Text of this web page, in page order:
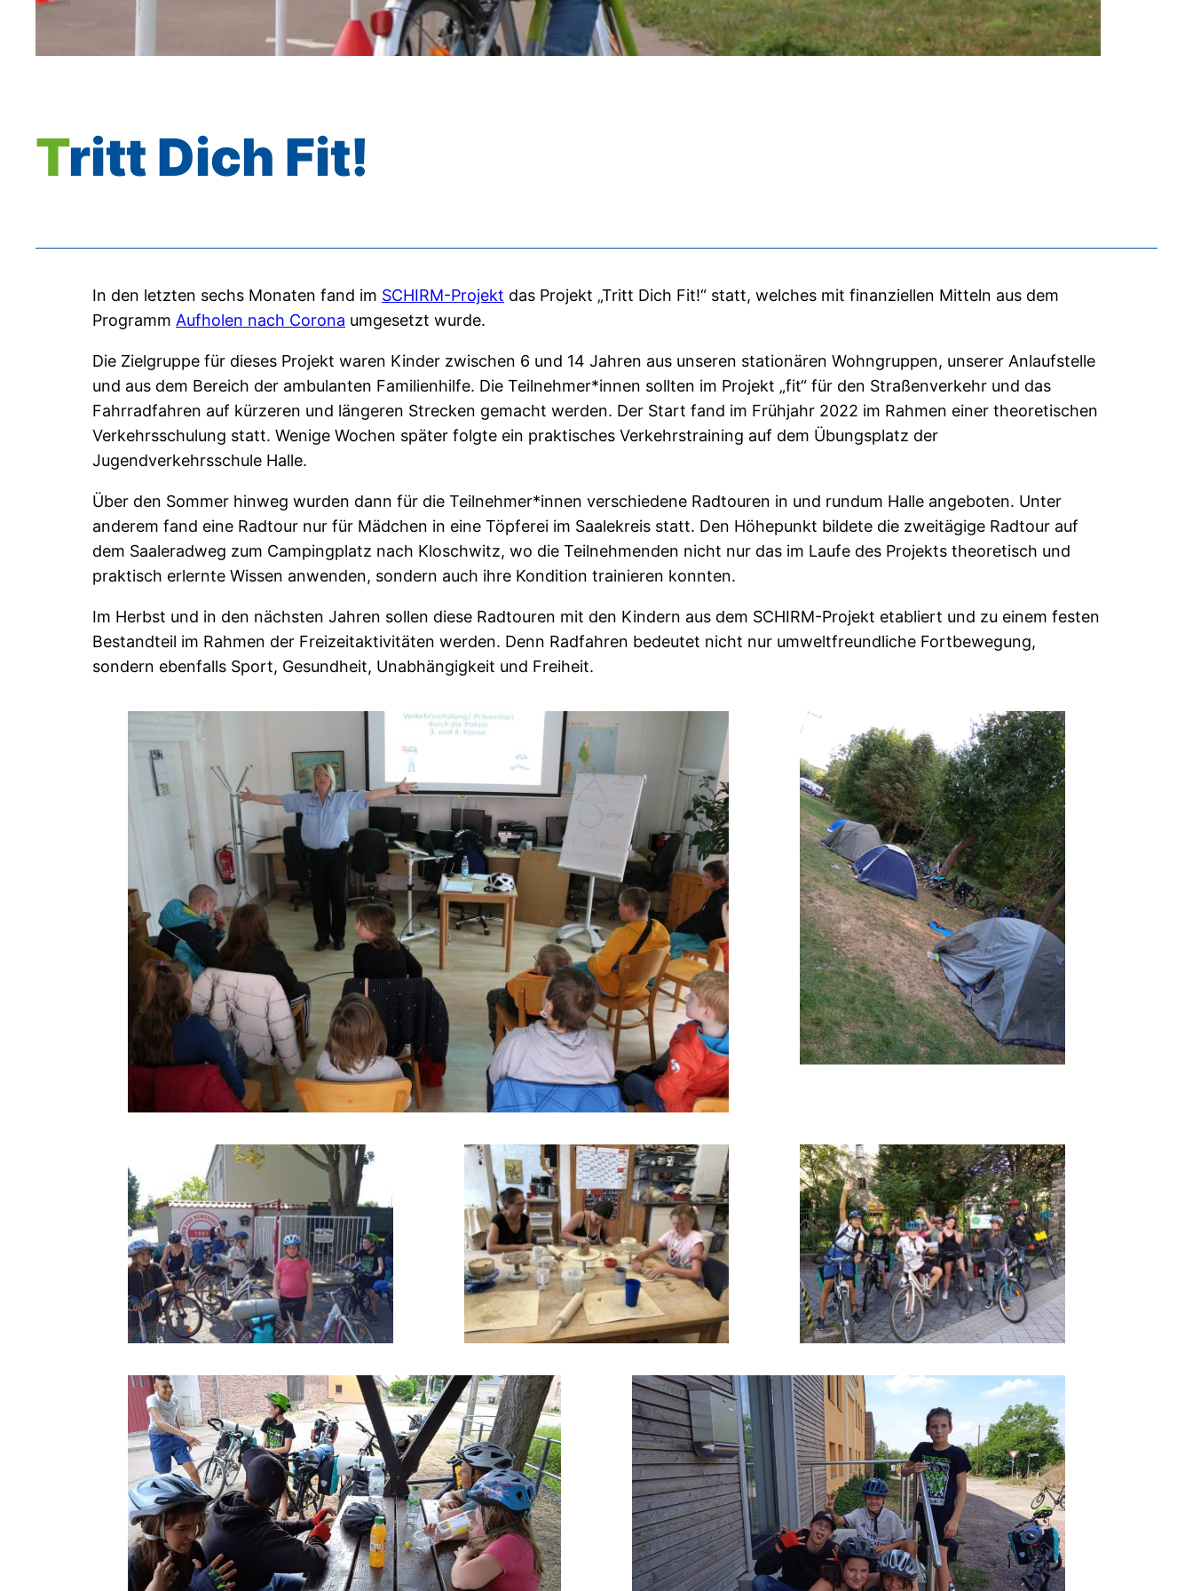
Tritt Dich Fit!
In den letzten sechs Monaten fand im SCHIRM-Projekt das Projekt „Tritt Dich Fit!“ statt, welches mit finanziellen Mitteln aus dem
Programm Aufholen nach Corona umgesetzt wurde.
Die Zielgruppe für dieses Projekt waren Kinder zwischen 6 und 14 Jahren aus unseren stationären Wohngruppen, unserer Anlaufstelle
und aus dem Bereich der ambulanten Familienhilfe. Die Teilnehmer*innen sollten im Projekt „fit“ für den Straßenverkehr und das
Fahrradfahren auf kürzeren und längeren Strecken gemacht werden. Der Start fand im Frühjahr 2022 im Rahmen einer theoretischen
Verkehrsschulung statt. Wenige Wochen später folgte ein praktisches Verkehrstraining auf dem Übungsplatz der
Jugendverkehrsschule Halle.
Über den Sommer hinweg wurden dann für die Teilnehmer*innen verschiedene Radtouren in und rundum Halle angeboten. Unter
anderem fand eine Radtour nur für Mädchen in eine Töpferei im Saalekreis statt. Den Höhepunkt bildete die zweitägige Radtour auf
dem Saaleradweg zum Campingplatz nach Kloschwitz, wo die Teilnehmenden nicht nur das im Laufe des Projekts theoretisch und
praktisch erlernte Wissen anwenden, sondern auch ihre Kondition trainieren konnten.
Im Herbst und in den nächsten Jahren sollen diese Radtouren mit den Kindern aus dem SCHIRM-Projekt etabliert und zu einem festen
Bestandteil im Rahmen der Freizeitaktivitäten werden. Denn Radfahren bedeutet nicht nur umweltfreundliche Fortbewegung,
sondern ebenfalls Sport, Gesundheit, Unabhängigkeit und Freiheit.